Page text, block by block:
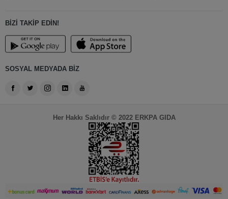
BİZİ TAKİP EDİN!
SOSYAL MEDYADA BİZ
Her Hakkı Saklıdır © 2022 ERKPA GIDA